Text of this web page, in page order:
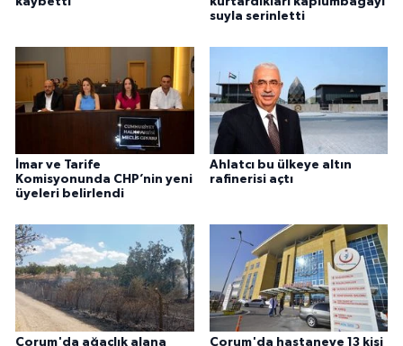
suyla serinletti
İmar ve Tarife
Komisyonunda CHP’nin yeni
üyeleri belirlendi
Ahlatcı bu ülkeye altın
rafinerisi açtı
Çorum'da ağaçlık alana
Çorum'da hastaneye 13 kişi